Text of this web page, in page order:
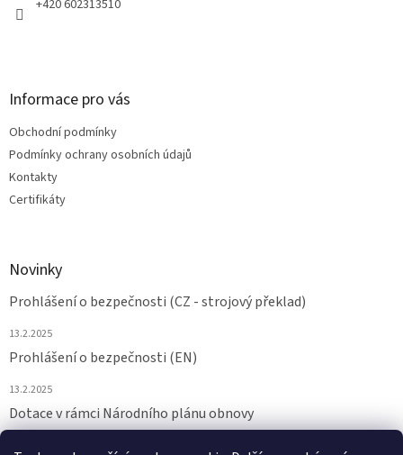
+420 602313510
Informace pro vás
Obchodní podmínky
Podmínky ochrany osobních údajů
Kontakty
Certifikáty
Novinky
Prohlášení o bezpečnosti (CZ - strojový překlad)
13.2.2025
Prohlášení o bezpečnosti (EN)
13.2.2025
Dotace v rámci Národního plánu obnovy